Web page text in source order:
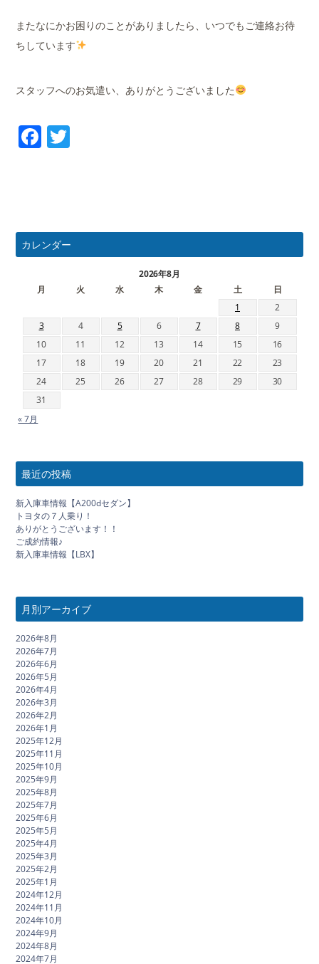
またなにかお困りのことがありましたら、いつでもご連絡お待
ちしています
スタッフへのお気遣い、ありがとうございました
Facebook
カレンダー
2026年8月
月
火 水 木 金 土
日
1
2
3
4 5 6 7 8
9
10
11 12 13 14 15
16
17
18 19 20 21 22
23
24
25 26 27 28 29
30
31
« 7月
最近の投稿
新入庫車情報【A200dセダン】
トヨタの７人乗り！
ありがとうございます！！
ご成約情報♪
新入庫車情報【LBX】
月別アーカイブ
2026年8月
2026年7月
2026年6月
2026年5月
2026年4月
2026年3月
2026年2月
2026年1月
2025年12月
2025年11月
2025年10月
2025年9月
2025年8月
2025年7月
2025年6月
2025年5月
2025年4月
2025年3月
2025年2月
2025年1月
2024年12月
2024年11月
2024年10月
2024年9月
2024年8月
2024年7月